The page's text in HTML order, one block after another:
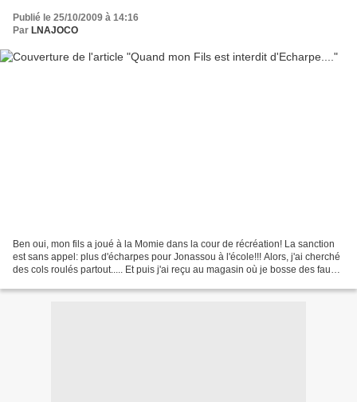
Publié le 25/10/2009 à 14:16
Par LNAJOCO
Ben oui, mon fils a joué à la Momie dans la cour de récréation! La sanction
est sans appel: plus d'écharpes pour Jonassou à l'école!!! Alors, j'ai cherché
des cols roulés partout..... Et puis j'ai reçu au magasin où je bosse des faux